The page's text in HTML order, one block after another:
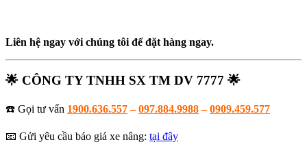
Liên hệ ngay với chúng tôi để đặt hàng ngay.
🌟 CÔNG TY TNHH SX TM DV 7777 🌟
☎️ Gọi tư vấn 1900.636.557–097.884.9988–0909.459.577
📧 Gửi yêu cầu báo giá xe nâng: tại đây